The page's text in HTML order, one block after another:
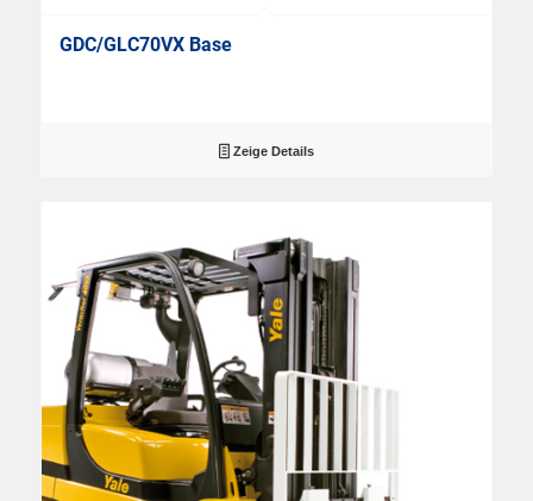
GDC/GLC70VX Base
Zeige Details